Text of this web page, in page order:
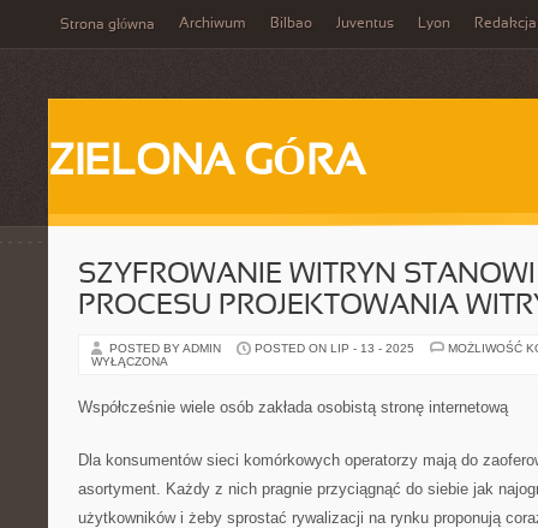
Strona główna Archiwum Bilbao Juventus Lyon Redakcja
ZIELONA GÓRA
SZYFROWANIE WITRYN
PROCESU PROJEKTOWANIA
POSTED BY ADMIN POSTED ON LIP - 13 - 2025
MOŻLIWOŚĆ
WYŁĄCZONA
Współcześnie wiele osób zakłada osobistą stronę internetową
Dla konsumentów sieci komórkowych operatorzy mają do
asortyment. Każdy z nich pragnie przyciągnąć do siebie jak
użytkowników i żeby sprostać rywalizacji na rynku proponują